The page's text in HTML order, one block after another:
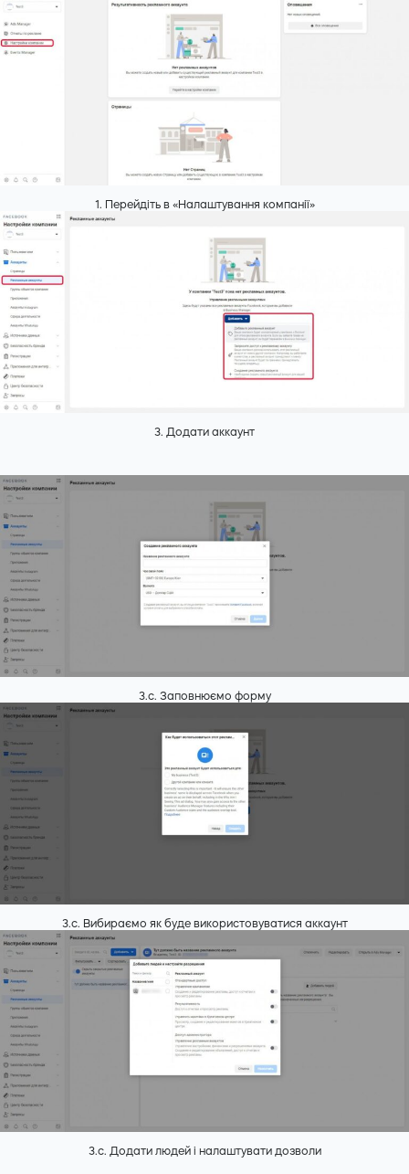
1. Перейдіть в «Налаштування компанії»
3. Додати аккаунт
3.с. Заповнюємо форму
3.с. Вибираємо як буде використовуватися аккаунт
3.c. Додати людей і налаштувати дозволи